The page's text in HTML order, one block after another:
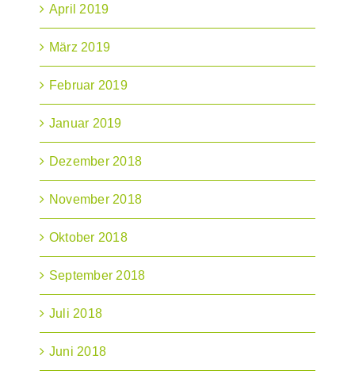
April 2019
März 2019
Februar 2019
Januar 2019
Dezember 2018
November 2018
Oktober 2018
September 2018
Juli 2018
Juni 2018